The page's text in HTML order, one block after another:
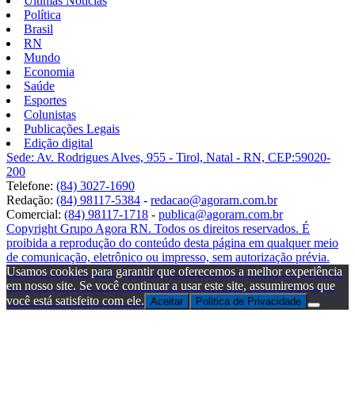
Política
Brasil
RN
Mundo
Economia
Saúde
Esportes
Colunistas
Publicações Legais
Edição digital
Sede: Av. Rodrigues Alves, 955 - Tirol, Natal - RN, CEP:59020-
200
Telefone: (84) 3027-1690
Redação: (84) 98117-5384 - redacao@agorarn.com.br
Comercial: (84) 98117-1718 - publica@agorarn.com.br
Copyright Grupo Agora RN. Todos os direitos reservados. É
proibida a reprodução do conteúdo desta página em qualquer meio
de comunicação, eletrônico ou impresso, sem autorização prévia.
Usamos cookies para garantir que oferecemos a melhor experiência
em nosso site. Se você continuar a usar este site, assumiremos que
você está satisfeito com ele. Aceitar Politica de Privacidade